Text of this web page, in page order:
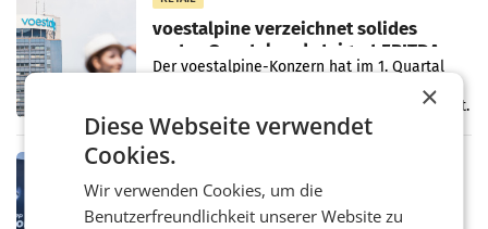
voestalpine verzeichnet solides
erstes Quartal und steigert EBITDA
Der voestalpine-Konzern hat im 1. Quartal
des Geschäftsjahres 2026/27 (1. April bis 30.
Juni 2026) ein solides Ergebnis erwirtschaftet.
Der Umsatz stieg im Vergleich zur
RETAIL
Kühl-Spray: SN Sports bringt „Keep
Cool“ auf den Markt
×
Diese Webseite verwendet
Cookies.
Wir verwenden Cookies, um die
Benutzerfreundlichkeit unserer Website zu